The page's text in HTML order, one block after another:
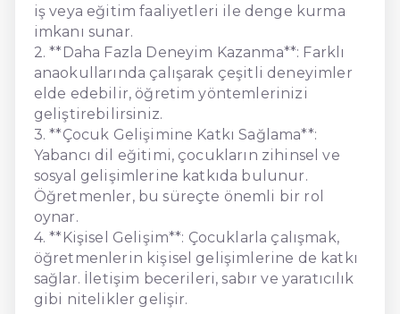
iş veya eğitim faaliyetleri ile denge kurma
imkanı sunar.
2. **Daha Fazla Deneyim Kazanma**: Farklı
anaokullarında çalışarak çeşitli deneyimler
elde edebilir, öğretim yöntemlerinizi
geliştirebilirsiniz.
3. **Çocuk Gelişimine Katkı Sağlama**:
Yabancı dil eğitimi, çocukların zihinsel ve
sosyal gelişimlerine katkıda bulunur.
Öğretmenler, bu süreçte önemli bir rol
oynar.
4. **Kişisel Gelişim**: Çocuklarla çalışmak,
öğretmenlerin kişisel gelişimlerine de katkı
sağlar. İletişim becerileri, sabır ve yaratıcılık
gibi nitelikler gelişir.